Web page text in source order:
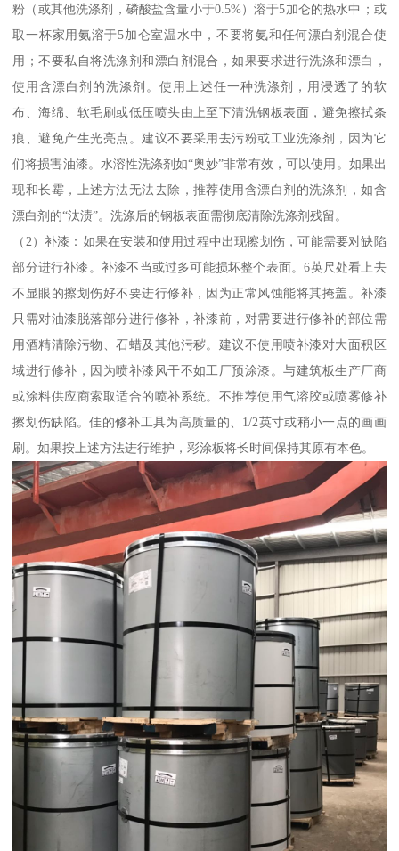
粉（或其他洗涤剂，磷酸盐含量小于0.5%）溶于5加仑的热水中；或
取一杯家用氨溶于5加仑室温水中，不要将氨和任何漂白剂混合使
用；不要私自将洗涤剂和漂白剂混合，如果要求进行洗涤和漂白，
使用含漂白剂的洗涤剂。使用上述任一种洗涤剂，用浸透了的软
布、海绵、软毛刷或低压喷头由上至下清洗钢板表面，避免擦拭条
痕、避免产生光亮点。建议不要采用去污粉或工业洗涤剂，因为它
们将损害油漆。水溶性洗涤剂如“奥妙”非常有效，可以使用。如果出
现和长霉，上述方法无法去除，推荐使用含漂白剂的洗涤剂，如含
漂白剂的“汰渍”。洗涤后的钢板表面需彻底清除洗涤剂残留。
（2）补漆：如果在安装和使用过程中出现擦划伤，可能需要对缺陷
部分进行补漆。补漆不当或过多可能损坏整个表面。6英尺处看上去
不显眼的擦划伤好不要进行修补，因为正常风蚀能将其掩盖。补漆
只需对油漆脱落部分进行修补，补漆前，对需要进行修补的部位需
用酒精清除污物、石蜡及其他污秽。建议不使用喷补漆对大面积区
域进行修补，因为喷补漆风干不如工厂预涂漆。与建筑板生产厂商
或涂料供应商索取适合的喷补系统。不推荐使用气溶胶或喷雾修补
擦划伤缺陷。佳的修补工具为高质量的、1/2英寸或稍小一点的画画
刷。如果按上述方法进行维护，彩涂板将长时间保持其原有本色。